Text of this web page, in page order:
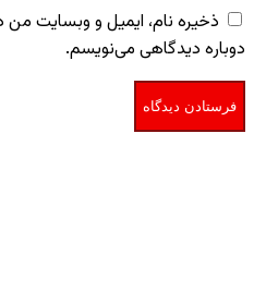
ذخیره نام، ایمیل و وبسایت من
دوباره دیدگاهی می‌نویسم.